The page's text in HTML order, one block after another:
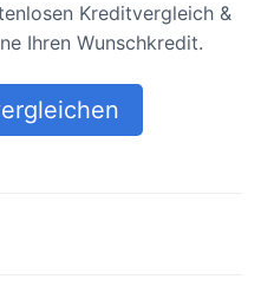
Kreditvergleich &
Ihren Wunschkredit.